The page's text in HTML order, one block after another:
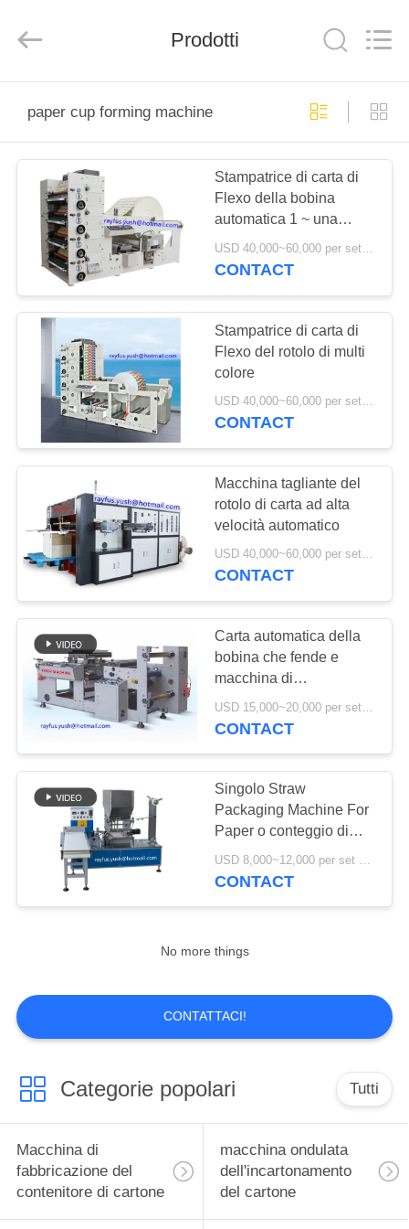
PRODOTTI
CIRCA
NOI
GIRO
DELLA
FABBRICA
CONTROLLO
DI
QUALITÀ
CONTATTICI
NOTIZIE
RICHIEDA
UNA
CITAZIONE
MAPPA
DEL
SITO
PRIVACY
POLICY
CARTON
MACHINE
Rights
Prodotti
paper cup forming machine
Stampatrice di carta di
Flexo della bobina
automatica 1 ~ una
stampa di 5 colori
facoltativa
USD 40,000~60,000 per set MOQ:1 insieme
CONTACT
Stampatrice di carta di
Flexo del rotolo di multi
colore
USD 40,000~60,000 per set MOQ:1 insieme
CONTACT
Macchina tagliante del
rotolo di carta ad alta
velocità automatico
USD 40,000~60,000 per set MOQ:1 insieme
CONTACT
Carta automatica della
bobina che fende e
macchina di
riavvolgimento
CONTACT
Singolo Straw
Packaging Machine For
Paper o conteggio di
plastica dell'auto di alta
efficienza
USD 8,000~12,000 per set MOQ:1 insieme
CONTACT
No more things
CONTATTACI!
Categorie popolari Tutti
Macchina di
fabbricazione del
contenitore di cartone
macchina ondulata
dell'incartonamento
del cartone